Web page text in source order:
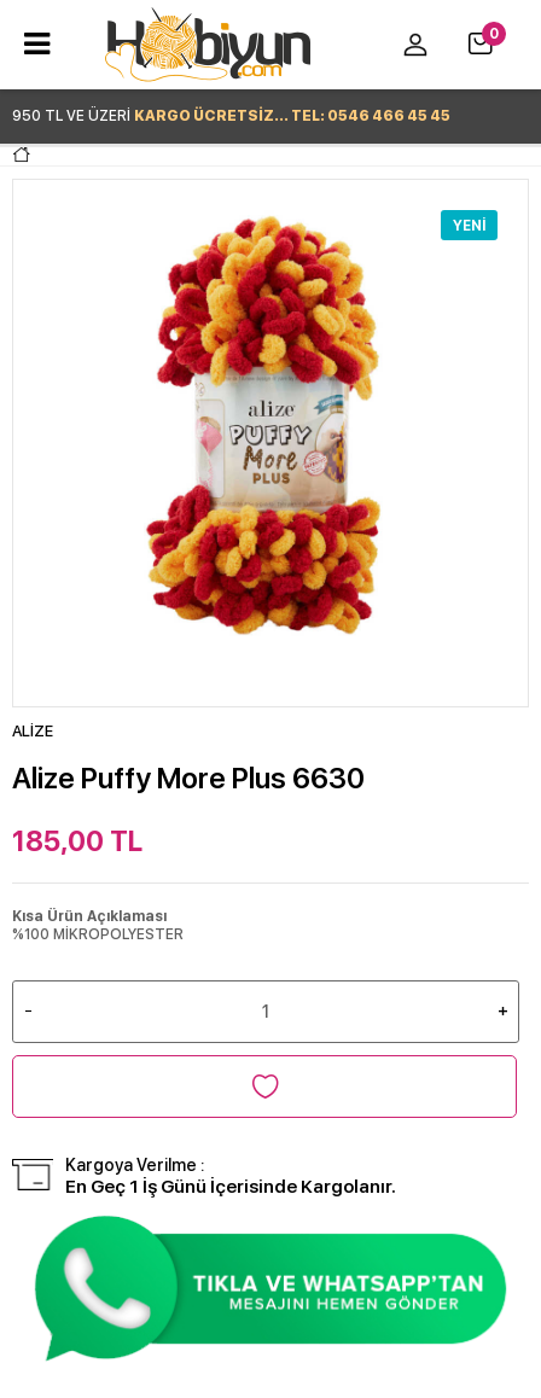
950 TL VE ÜZERİ KARGO ÜCRETSİZ... TEL: 0546 466 45 45
0
YENI
ALİZE
Alize Puffy More Plus 6630
185,00 TL
Kısa Ürün Açıklaması
%100 MİKROPOLYESTER
Kargoya Verilme :
En Geç 1 İş Günü İçerisinde Kargolanır.